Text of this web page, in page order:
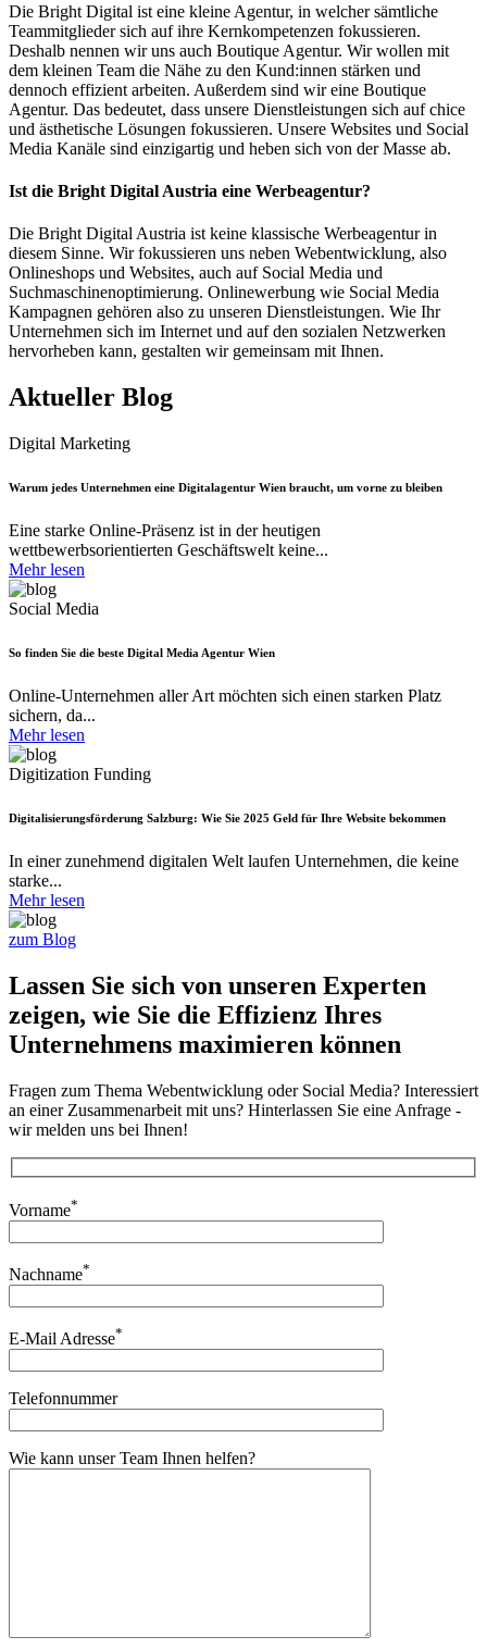
Die Bright Digital ist eine kleine Agentur, in welcher sämtliche
Teammitglieder sich auf ihre Kernkompetenzen fokussieren.
Deshalb nennen wir uns auch Boutique Agentur. Wir wollen mit
dem kleinen Team die Nähe zu den Kund:innen stärken und
dennoch effizient arbeiten. Außerdem sind wir eine Boutique
Agentur. Das bedeutet, dass unsere Dienstleistungen sich auf chice
und ästhetische Lösungen fokussieren. Unsere Websites und Social
Media Kanäle sind einzigartig und heben sich von der Masse ab.
Ist die Bright Digital Austria eine Werbeagentur?
Die Bright Digital Austria ist keine klassische Werbeagentur in
diesem Sinne. Wir fokussieren uns neben Webentwicklung, also
Onlineshops und Websites, auch auf Social Media und
Suchmaschinenoptimierung. Onlinewerbung wie Social Media
Kampagnen gehören also zu unseren Dienstleistungen. Wie Ihr
Unternehmen sich im Internet und auf den sozialen Netzwerken
hervorheben kann, gestalten wir gemeinsam mit Ihnen.
Aktueller Blog
Digital Marketing
Warum jedes Unternehmen eine Digitalagentur Wien braucht, um vorne zu bleiben
Eine starke Online-Präsenz ist in der heutigen
wettbewerbsorientierten Geschäftswelt keine...
Mehr lesen
Social Media
So finden Sie die beste Digital Media Agentur Wien
Online-Unternehmen aller Art möchten sich einen starken Platz
sichern, da...
Mehr lesen
Digitization Funding
Digitalisierungsförderung Salzburg: Wie Sie 2025 Geld für Ihre Website bekommen
In einer zunehmend digitalen Welt laufen Unternehmen, die keine
starke...
Mehr lesen
zum Blog
Lassen Sie sich von unseren Experten
zeigen, wie Sie die Effizienz Ihres
Unternehmens maximieren können
Fragen zum Thema Webentwicklung oder Social Media? Interessiert
an einer Zusammenarbeit mit uns? Hinterlassen Sie eine Anfrage -
wir melden uns bei Ihnen!
Vorname*
Nachname*
E-Mail Adresse*
Telefonnummer
Wie kann unser Team Ihnen helfen?